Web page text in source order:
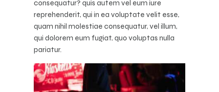
consequatur? quis autem vel eum iure
reprehenderit, qui in ea voluptate velit esse,
quam nihil molestiae consequatur, vel illum,
qui dolorem eum fugiat, quo voluptas nulla
pariatur.